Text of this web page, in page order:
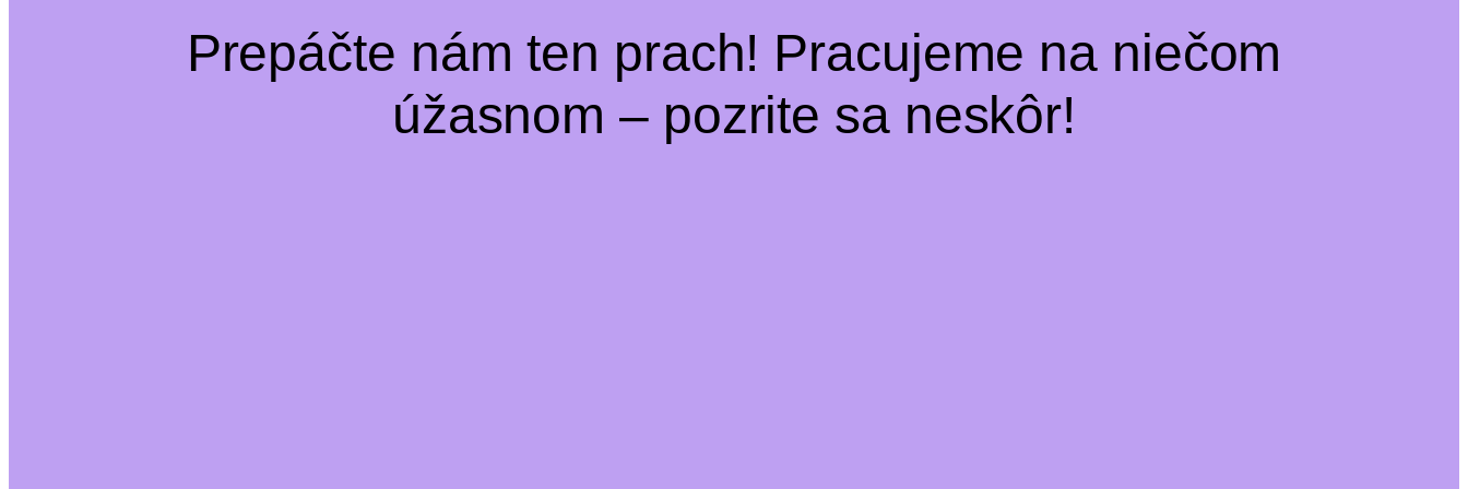
Prepáčte nám ten prach! Pracujeme na niečom
úžasnom – pozrite sa neskôr!